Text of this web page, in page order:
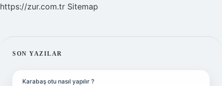
https://zur.com.tr Sitemap
SIDEBAR
SON YAZILAR
Karabaş otu nasıl yapılır ?